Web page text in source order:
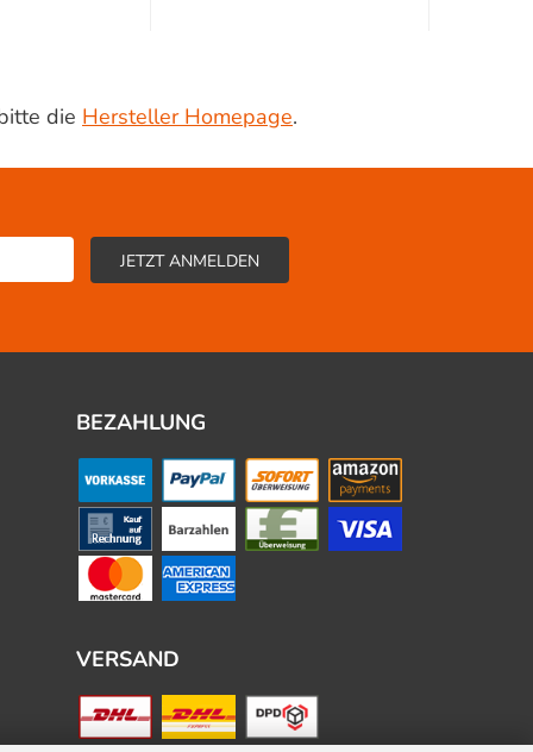
die Hersteller Homepage.
BEZAHLUNG
VERSAND